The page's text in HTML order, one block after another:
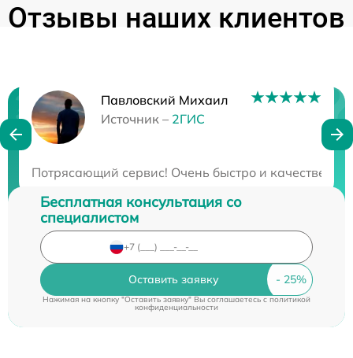
Отзывы наших клиентов
Павловский Михаил
Источник – 2ГИС
Потрясающий сервис! Очень быстро и
Нужна консультация?
Бесплатная консультация со
специалистом
Оставить заявку
Нажимая на кнопку "Оставить заявку" Вы соглашаетесь cполитикой
конфиденциальности